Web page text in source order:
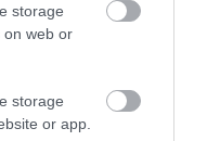
storage
on web or
storage
or app.
– Pusztaszabolcs,